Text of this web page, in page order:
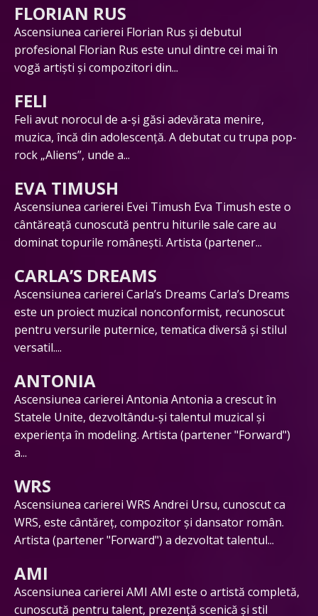
FLORIAN RUS
Ascensiunea carierei Florian Rus și debutul
profesional Florian Rus este unul dintre cei mai în
vogă artiști și compozitori din...
FELI
Feli avut norocul de a-și găsi adevărata menire,
muzica, încă din adolescență. A debutat cu trupa pop-
rock „Aliens”, unde a...
EVA TIMUSH
Ascensiunea carierei Evei Timush Eva Timush este o
cântăreață cunoscută pentru hiturile sale care au
dominat topurile românești. Artista (partener...
CARLA’S DREAMS
Ascensiunea carierei Carla’s Dreams Carla’s Dreams
este un proiect muzical nonconformist, recunoscut
pentru versurile puternice, tematica diversă și stilul
versatil....
ANTONIA
Ascensiunea carierei Antonia Antonia a crescut în
Statele Unite, dezvoltându-și talentul muzical și
experiența în modeling. Artista (partener "Forward")
a...
WRS
Ascensiunea carierei WRS Andrei Ursu, cunoscut ca
WRS, este cântăreț, compozitor și dansator român.
Artista (partener "Forward") a dezvoltat talentul...
AMI
Ascensiunea carierei AMI AMI este o artistă completă,
cunoscută pentru talent, prezență scenică și stil